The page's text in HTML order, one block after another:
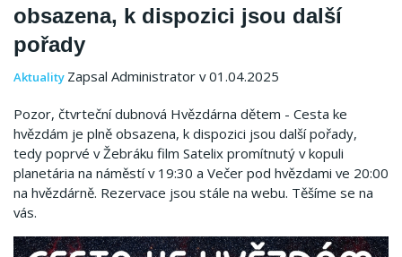
obsazena, k dispozici jsou další
pořady
Aktuality Zapsal Administrator v 01.04.2025
Pozor, čtvrteční dubnová Hvězdárna dětem - Cesta ke
hvězdám je plně obsazena, k dispozici jsou další pořady,
tedy poprvé v Žebráku film Satelix promítnutý v kopuli
planetária na náměstí v 19:30 a Večer pod hvězdami ve 20:00
na hvězdárně. Rezervace jsou stále na webu. Těšíme se na
vás.